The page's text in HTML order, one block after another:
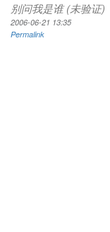
别问我是谁 (未验证)
2006-06-21 13:35
Permalink